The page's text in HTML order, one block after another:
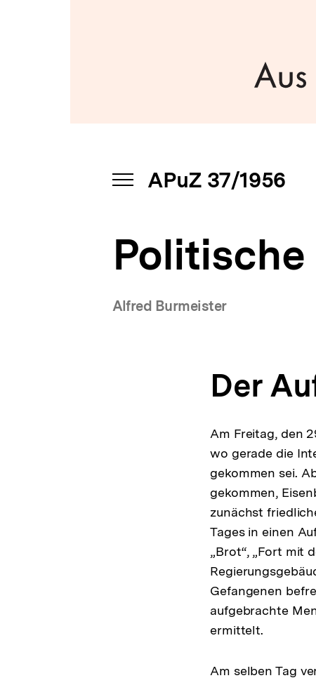
INHALTSNAVIGATION
APuZ 37/1956
Alfred Burmeister
Der
Am Freitag, den
wo gerade die
gekommen sei.
gekommen,
zunächst
Tages in einen
„Brot“, „Fort mit
Gefangenen
aufgebrachte
ermittelt.
Am selben Tag